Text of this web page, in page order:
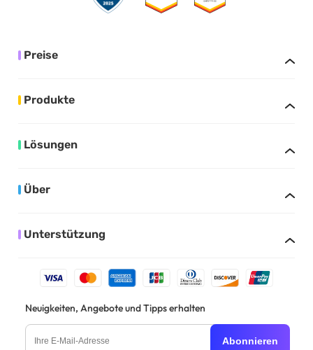
Preise
Produkte
Lösungen
Über
Unterstützung
Neuigkeiten, Angebote und Tipps erhalten
Abonnieren